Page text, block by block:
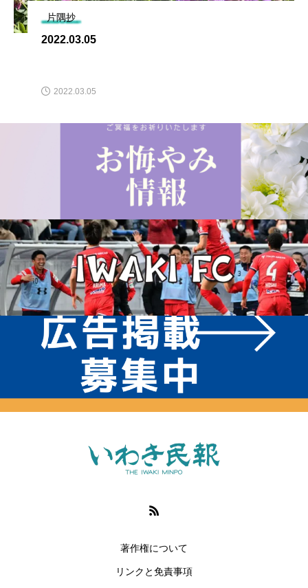
片隅抄
2022.03.05
2022.03.05
著作権について
リンクと免責事項